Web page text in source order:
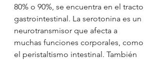
80% o 90%, se encuentra en el tracto
gastrointestinal. La serotonina es un
neurotransmisor que afecta a
muchas funciones corporales, como
el peristaltismo intestinal. También